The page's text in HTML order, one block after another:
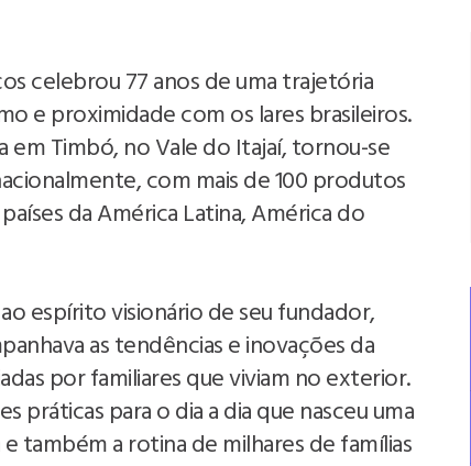
celebrou 77 anos de uma trajetória
e proximidade com os lares brasileiros.
Timbó, no Vale do Itajaí, tornou-se
com mais de 100 produtos
da América Latina, América do
espírito visionário de seu fundador,
as tendências e inovações da
por familiares que viviam no exterior.
práticas para o dia a dia que nasceu uma
também a rotina de milhares de famílias